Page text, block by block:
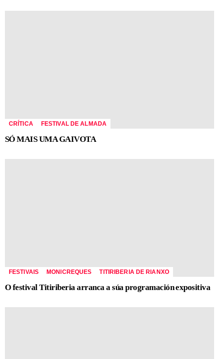
CRÍTICA FESTIVAL DE ALMADA
SÓ MAIS UMA GAIVOTA
FESTIVAIS MONICREQUES TITIRIBERIA DE RIANXO
O festival Titiriberia arranca a súa programación expositiva